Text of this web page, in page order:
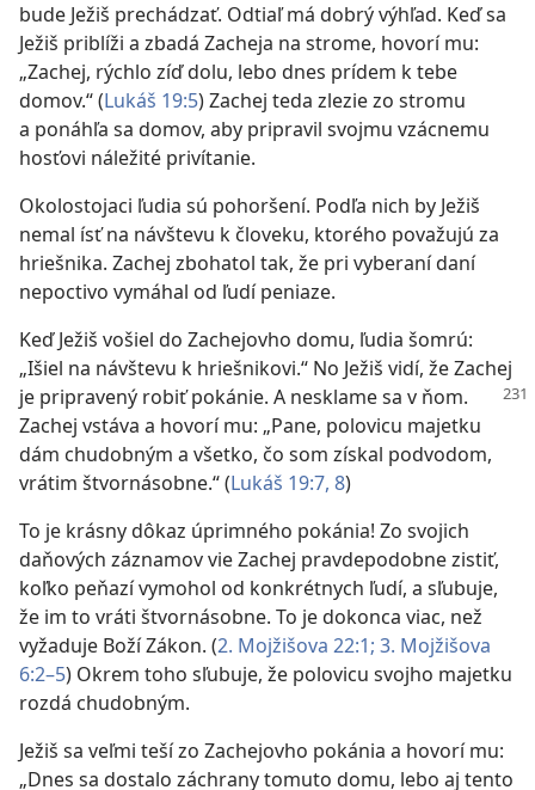
bude Ježiš prechádzať. Odtiaľ má dobrý výhľad. Keď sa
Ježiš priblíži a zbadá Zacheja na strome, hovorí mu:
„Zachej, rýchlo zíď dolu, lebo dnes prídem k tebe
domov.“ (Lukáš 19:5) Zachej teda zlezie zo stromu
a ponáhľa sa domov, aby pripravil svojmu vzácnemu
hosťovi náležité privítanie.
Okolostojaci ľudia sú pohoršení. Podľa nich by Ježiš
nemal ísť na návštevu k človeku, ktorého považujú za
hriešnika. Zachej zbohatol tak, že pri vyberaní daní
nepoctivo vymáhal od ľudí peniaze.
Keď Ježiš vošiel do Zachejovho domu, ľudia šomrú:
„Išiel na návštevu k hriešnikovi.“ No Ježiš vidí, že Zachej
je pripravený robiť pokánie. A nesklame sa v ňom.
Zachej vstáva a hovorí mu: „Pane, polovicu majetku
dám chudobným a všetko, čo som získal podvodom,
vrátim štvornásobne.“ (Lukáš 19:7, 8)
To je krásny dôkaz úprimného pokánia! Zo svojich
daňových záznamov vie Zachej pravdepodobne zistiť,
koľko peňazí vymohol od konkrétnych ľudí, a sľubuje,
že im to vráti štvornásobne. To je dokonca viac, než
vyžaduje Boží Zákon. (2. Mojžišova 22:1; 3. Mojžišova
6:2–5) Okrem toho sľubuje, že polovicu svojho majetku
rozdá chudobným.
Ježiš sa veľmi teší zo Zachejovho pokánia a hovorí mu:
„Dnes sa dostalo záchrany tomuto domu, lebo aj tento